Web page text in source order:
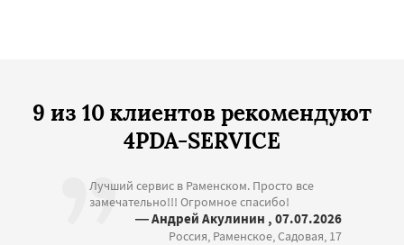
9 из 10 клиентов рекомендуют
4PDA-SERVICE
Лучший сервис в Раменском. Просто все
замечательно!!! Огромное спасибо!
— Андрей Акулинин , 07.07.2026
Россия, Раменское, Садовая, 17